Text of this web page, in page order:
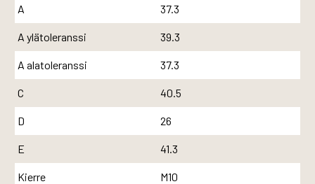
A 37.3
A ylätoleranssi 39.3
A alatoleranssi 37.3
C 40.5
D 26
E 41.3
Kierre M10